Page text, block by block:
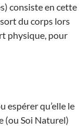
consiste en cette
du corps lors
physique, pour
espérer qu’elle le
(ou Soi Naturel)